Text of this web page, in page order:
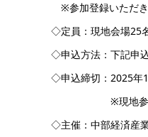
※参加登録いただき
◇定員：現地会場25
◇申込方法：下記申
◇申込締切：2025年
※現地参加希望
◇主催：中部経済産